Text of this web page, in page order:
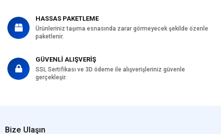
HASSAS PAKETLEME
Ürünleriniz taşıma esnasında zarar görmeyecek şekilde özenle
paketlenir.
GÜVENLİ ALIŞVERİŞ
SSL Sertifikası ve 3D ödeme ile alışverişleriniz güvenle
gerçekleşir.
Bize Ulaşın